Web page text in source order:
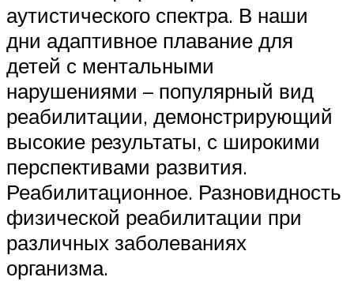
аутистического спектра. В наши
дни адаптивное плавание для
детей с ментальными
нарушениями – популярный вид
реабилитации, демонстрирующий
высокие результаты, с широкими
перспективами развития.
Реабилитационное. Разновидность
физической реабилитации при
различных заболеваниях
организма.